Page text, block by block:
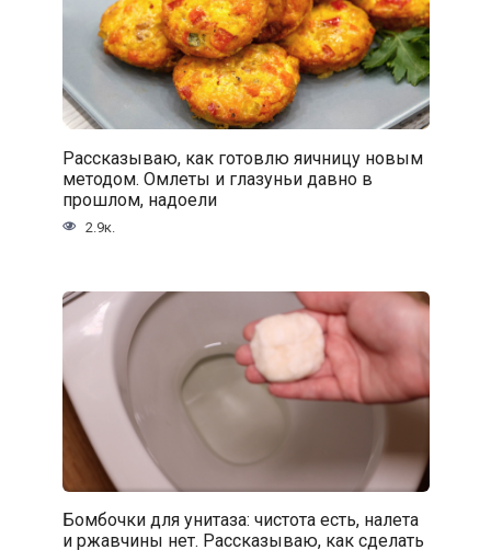
Рассказываю, как готовлю яичницу новым
методом. Омлеты и глазуньи давно в
прошлом, надоели
2.9к.
Бомбочки для унитаза: чистота есть, налета
и ржавчины нет. Рассказываю, как сделать